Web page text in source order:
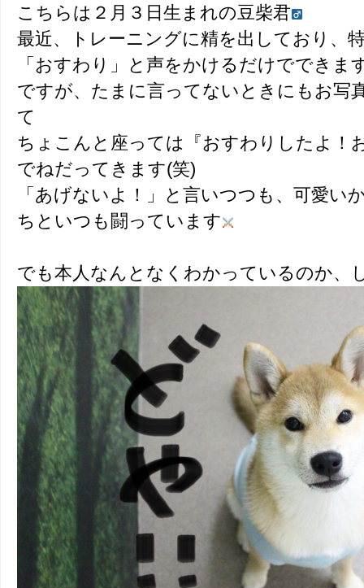
こちらは２月３日生まれの豆柴君
最近、トレーニングに精を出しており、
「おすわり」と声をかけるだけでできま
ですが、たまに言ってないときにもお写
て
ちょこんと座っては『おすわりしたよ！
でねだってきます(笑)
「あげないよ！」と言いつつも、可愛い
ちといつも闘っています
でも本人なんとなくわかっているのか、